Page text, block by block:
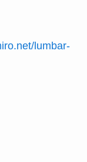
lumbar-